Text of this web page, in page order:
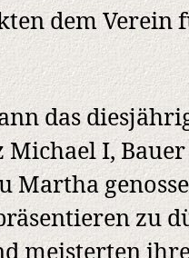
dem Verein
das
I, Bauer
Martha
zu